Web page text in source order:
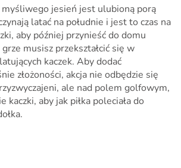
myśliwego jesień jest ulubioną porą
latać na południe i jest to czas na
aby później przynieść do domu
musisz przekształcić się w
kaczek. Aby dodać
złożoności, akcja nie odbędzie się
ale nad polem golfowym,
kaczki, aby jak piłka poleciała do